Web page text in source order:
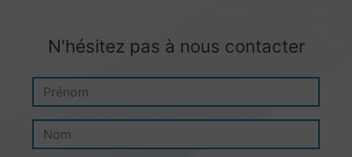
N'hésitez pas à nous contacter